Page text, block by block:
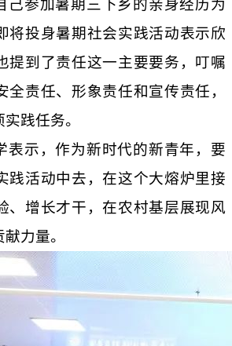
己参加暑期三下乡的亲身经历为
将投身暑期社会实践活动表示欣
提到了责任这一主要要务，叮嘱
全责任、形象责任和宣传责任，
践任务。
表示，作为新时代的新青年，要
践活动中去，在这个大熔炉里接
、增长才干，在农村基层展现风
力量。